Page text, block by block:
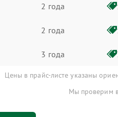
2 года
2 года
3 года
Цены в прайс-листе указаны
Мы проверим